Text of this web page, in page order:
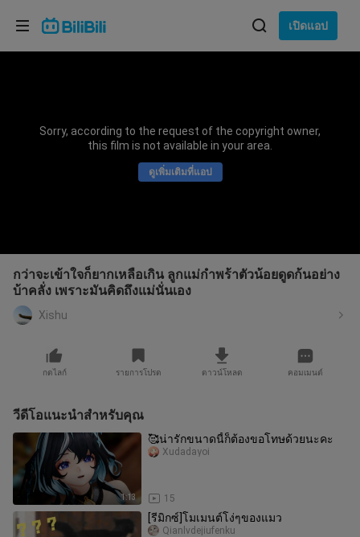
เปิดแอป
Sorry, according to the request of the copyright owner,
this film is not available in your area.
ดูเพิ่มเติมที่แอป
กว่าจะเข้าใจก็ยากเหลือเกิน ลูกแม่กำพร้าตัวน้อยดูดก้นอย่าง
บ้าคลั่ง เพราะมันคิดถึงแม่นั่นเอง
Xishu
กดไลก์ รายการโปรด ดาวน์โหลด คอมเมนต์
วีดีโอแนะนำสำหรับคุณ
1:13
🥰น่ารักขนาดนี้ก็ต้องขอโทษด้วยนะคะ
15
Xudadayoi
[รีมิกซ์]โมเมนต์โง่ๆของแมว
Qianlvdejiufenku
เลือกภาษา